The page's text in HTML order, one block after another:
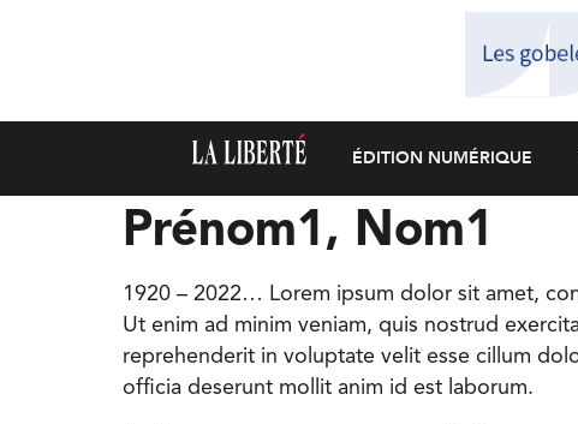
ÉDITION NUMÉRIQUE
Prénom1, Nom1
1920 – 2022… Lorem ipsum dolor sit amet,
Ut enim ad minim veniam, quis nostrud
reprehenderit in voluptate velit esse cillum
officia deserunt mollit anim id est laborum.